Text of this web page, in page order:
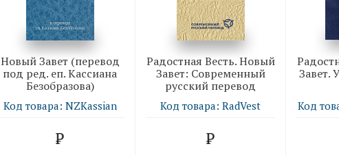
Новый Завет (перевод
под ред. еп. Кассиана
Безобразова)
Код товара: NZKassian
Радостная Весть. Новый
Завет: Современный
русский перевод
Код товара: RadVest
Завет.
Код